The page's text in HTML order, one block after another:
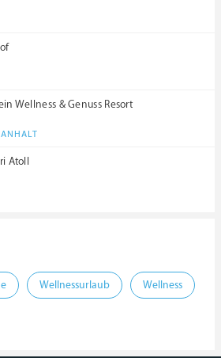
Wellness & Genuss Resort
Atoll
Wellnessurlaub Wellness